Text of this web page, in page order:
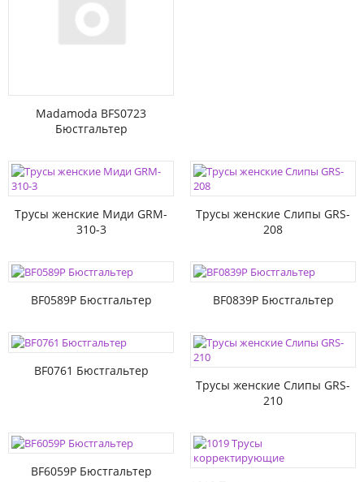
Madamoda BFS0723
Бюстгальтер
Трусы женские Миди GRM-
310-3
Трусы женские Слипы GRS-
208
BF0589P Бюстгальтер BF0839P Бюстгальтер
BF0761 Бюстгальтер
Трусы женские Слипы GRS-
210
BF6059P Бюстгальтер